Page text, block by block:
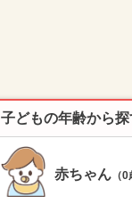
子どもの年齢から探
赤ちゃん （